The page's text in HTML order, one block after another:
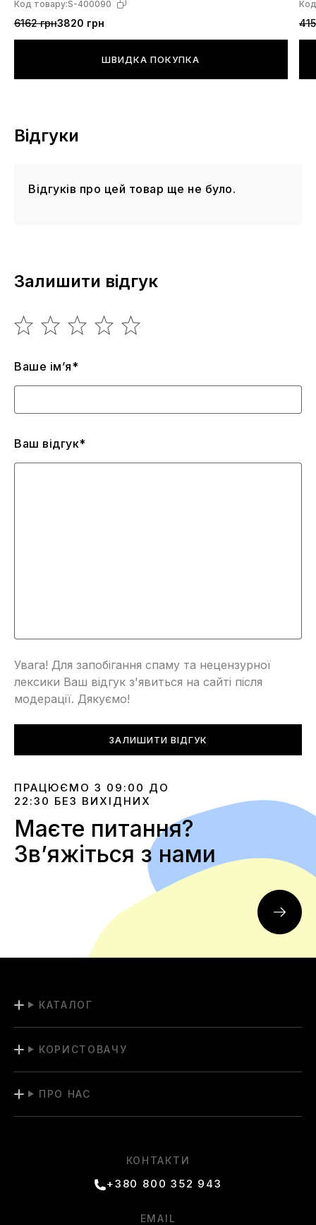
Код товару:S-400090
6162 грн3820 грн
ШВИДКА ПОКУПКА
Відгуки
Відгуків про цей товар ще не було.
Залишити відгук
Ваше ім’я*
Ваш відгук*
Увага! Для запобігання спаму та нецензурної
лексики Ваш відгук з'явиться на сайті після
модерації. Дякуємо!
ЗАЛИШИТИ ВІДГУК
ПРАЦЮЄМО З 09:00 ДО
22:30 БЕЗ ВИХІДНИХ
Маєте питання?
Звʼяжіться з нами
КАТАЛОГ
КОРИСТОВАЧУ
ПРО НАС
КОНТАКТИ
+380 800 352 943
EMAIL